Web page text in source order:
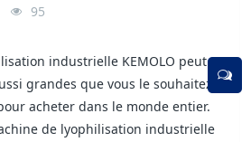
95
industrielle KEMOLO peut
grandes que vous le souhaitez à
acheter dans le monde entier.
de lyophilisation industrielle